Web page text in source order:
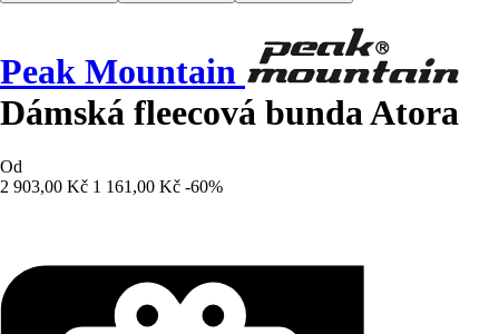
Peak Mountain
Dámská fleecová bunda Atora
Od
2 903,00 Kč 1 161,00 Kč -60%